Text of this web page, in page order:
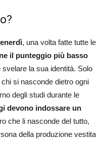
, una volta fatte tutte le
il punteggio più basso
la sua identità. Solo
si nasconde dietro ogni
degli studi durante le
devono indossare un
che li nasconde del tutto,
della produzione vestita